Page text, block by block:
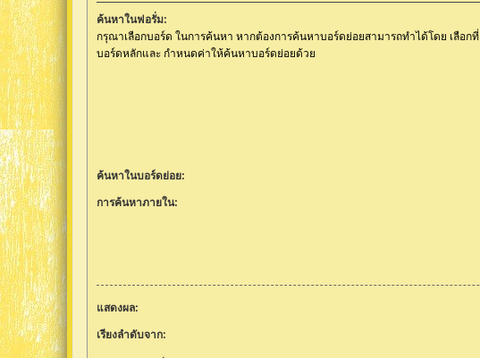
ค้นหาในฟอรั่ม:
กรุณาเลือกบอร์ด ในการค้นหา หากต้องการค้นหาบอร์ดย่อยสามารถทำได้โดย เลือกที่
บอร์ดหลักและ กำหนดค่าให้ค้นหาบอร์ดย่อยด้วย
ค้นหาในบอร์ดย่อย:
การค้นหาภายใน:
แสดงผล:
เรียงลำดับจาก: